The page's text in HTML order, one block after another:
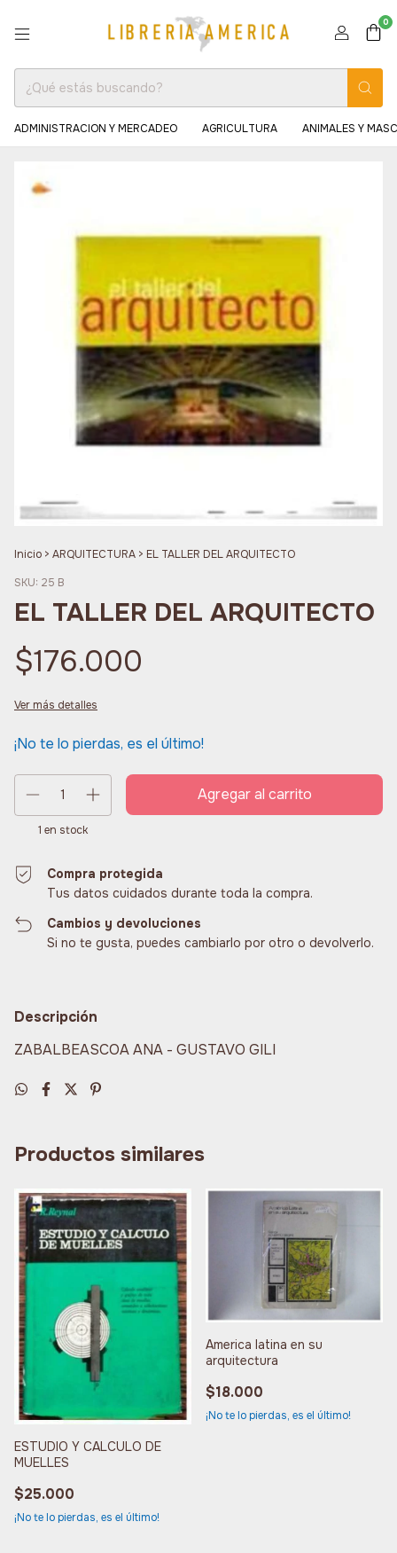
0
ADMINISTRACION Y MERCADEO AGRICULTURA ANIMALES Y
Inicio > ARQUITECTURA > EL TALLER DEL ARQUITECTO
SKU: 25 B
EL TALLER DEL ARQUITECTO
$176.000
Ver más detalles
¡No te lo pierdas, es el último!
1 en stock
Compra protegida
Tus datos cuidados durante toda la compra.
Cambios y devoluciones
Si no te gusta, puedes cambiarlo por otro o devolverlo.
Descripción
ZABALBEASCOA ANA - GUSTAVO GILI
Productos similares
ESTUDIO Y CALCULO DE
MUELLES
$25.000
¡No te lo pierdas, es el último!
America latina en su
arquitectura
$18.000
¡No te lo pierdas, es el último!